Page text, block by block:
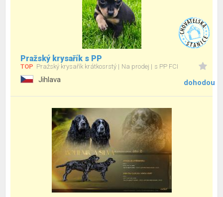
Pražský krysařík s PP
TOP Pražský krysařík krátkosrstý Na prodej s PP FCI
Jihlava dohodou